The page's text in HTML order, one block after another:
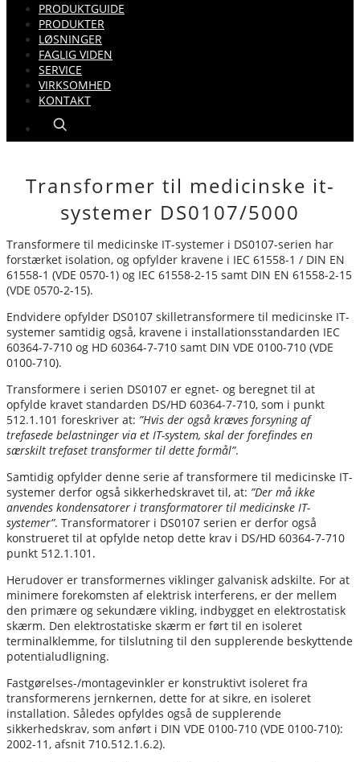
PRODUKTGUIDE
PRODUKTER
LØSNINGER
FAGLIG VIDEN
SERVICE
VIRKSOMHED
KONTAKT
Transformer til medicinske it-
systemer DS0107/5000
Transformere til medicinske IT-systemer i DS0107-serien har
forstærket isolation, og opfylder kravene i IEC 61558-1 / DIN EN
61558-1 (VDE 0570-1) og IEC 61558-2-15 samt DIN EN 61558-2-15
(VDE 0570-2-15).
Endvidere opfylder DS0107 skilletransformere til medicinske IT-
systemer samtidig også, kravene i installationsstandarden IEC
60364-7-710 og HD 60364-7-710 samt DIN VDE 0100-710 (VDE
0100-710).
Transformere i serien DS0107 er egnet- og beregnet til at
opfylde kravet standarden DS/HD 60364-7-710, som i punkt
512.1.101 foreskriver at: ”Hvis der også kræves forsyning af
trefasede belastninger via et IT-system, skal der forefindes en
særskilt trefaset transformer til dette formål”.
Samtidig opfylder denne serie af transformere til medicinske IT-
systemer derfor også sikkerhedskravet til, at: ”Der må ikke
anvendes kondensatorer i transformatorer til medicinske IT-
systemer”. Transformatorer i DS0107 serien er derfor også
konstrueret til at opfylde netop dette krav i DS/HD 60364-7-710
punkt 512.1.101.
Herudover er transformernes viklinger galvanisk adskilte. For at
minimere forekomsten af elektrisk interferens, er der mellem
den primære og sekundære vikling, indbygget en elektrostatisk
skærm. Den elektrostatiske skærm er ført til en isoleret
terminalklemme, for tilslutning til den supplerende beskyttende
potentialudligning.
Fastgørelses-/montagevinkler er konstruktivt isoleret fra
transformerens jernkernen, dette for at sikre, en isoleret
installation. Således opfyldes også de supplerende
sikkerhedskrav, som anført i DIN VDE 0100-710 (VDE 0100-710):
2002-11, afsnit 710.512.1.6.2).